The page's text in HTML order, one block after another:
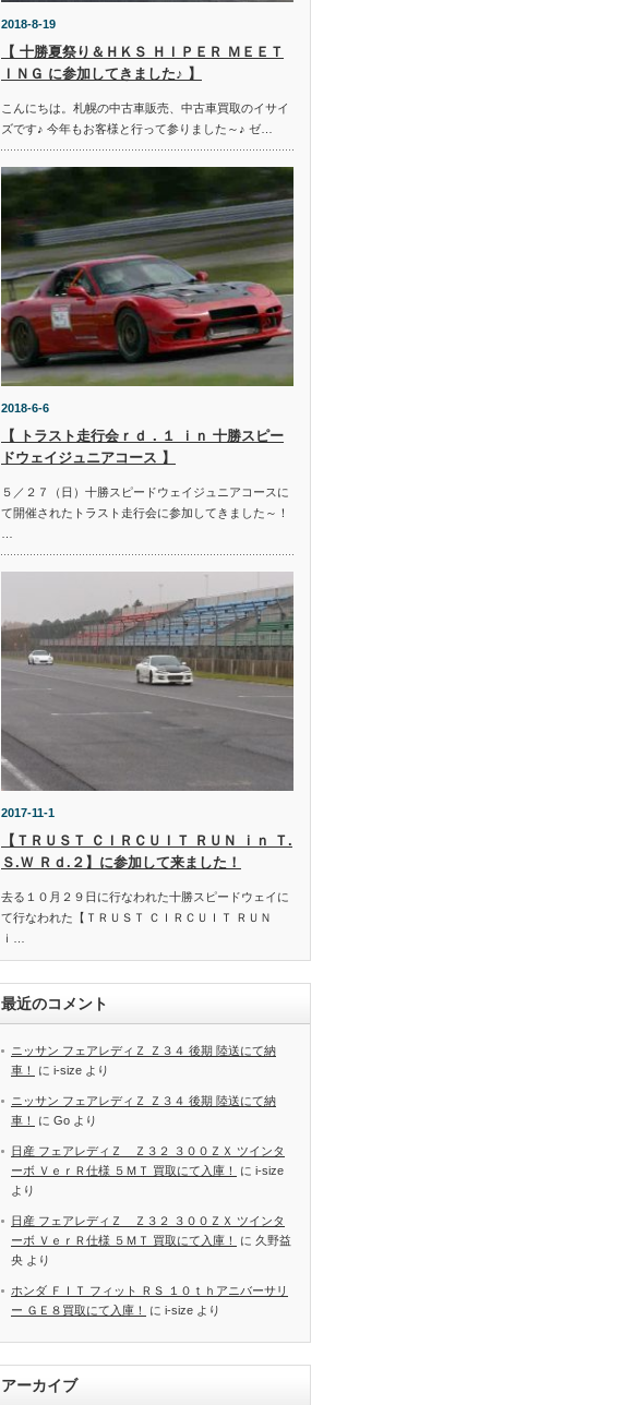
2018-8-19
【 十勝夏祭り＆ＨＫＳ ＨＩＰＥＲ ＭＥＥＴ
ＩＮＧ に参加してきました♪ 】
こんにちは。札幌の中古車販売、中古車買取のイサイ
ズです♪ 今年もお客様と行って参りました～♪ ゼ…
2018-6-6
【 トラスト走行会ｒｄ．１ ｉｎ 十勝スピー
ドウェイジュニアコース 】
５／２７（日）十勝スピードウェイジュニアコースに
て開催されたトラスト走行会に参加してきました～！
2017-11-1
【ＴＲＵＳＴ ＣＩＲＣＵＩＴ ＲＵＮ ｉｎ Ｔ.
Ｓ.Ｗ Ｒｄ.２】に参加して来ました！
去る１０月２９日に行なわれた十勝スピードウェイに
て行なわれた【ＴＲＵＳＴ ＣＩＲＣＵＩＴ ＲＵＮ
ｉ…
最近のコメント
ニッサン フェアレディＺ Ｚ３４ 後期 陸送にて納
車！
に i-size より
ニッサン フェアレディＺ Ｚ３４ 後期 陸送にて納
車！
に Go より
日産 フェアレディＺ Ｚ３２ ３００ＺＸ ツインタ
ーボ ＶｅｒＲ仕様 ５ＭＴ 買取にて入庫！
に i-size
より
日産 フェアレディＺ Ｚ３２ ３００ＺＸ ツインタ
ーボ ＶｅｒＲ仕様 ５ＭＴ 買取にて入庫！
に 久野益
央 より
ホンダ ＦＩＴ フィット ＲＳ １０ｔｈアニバーサリ
ー ＧＥ８買取にて入庫！
に i-size より
アーカイブ